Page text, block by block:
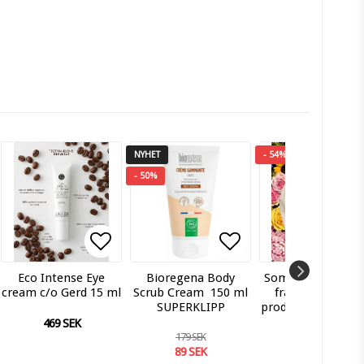
till i favoritlistanLägg till i favoritlistan
Lägg till i favoritlistan
Eco Intense Eye
cream c/o Gerd 15 ml
469 SEK
NYHET
- 50%
Lägg till i
Bioregena Body
Scrub Cream 150 ml
SUPERKLIPP
179 SEK
89 SEK
- 54%
Sommarens fina
från c/o GERD. 9
produkter +